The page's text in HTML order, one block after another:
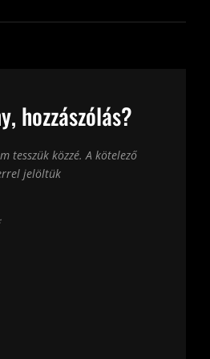
hozzászólás?
tesszük közzé. A kötelező
jelöltük